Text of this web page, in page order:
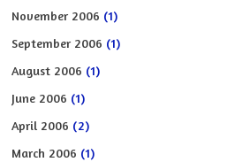
November 2006 (1)
September 2006 (1)
August 2006 (1)
June 2006 (1)
April 2006 (2)
March 2006 (1)